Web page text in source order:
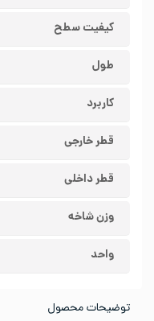
کیفیت سطح
طول
کاربرد
قطر خارجی
قطر داخلی
وزن شاخه
واحد
توضیحات محصول